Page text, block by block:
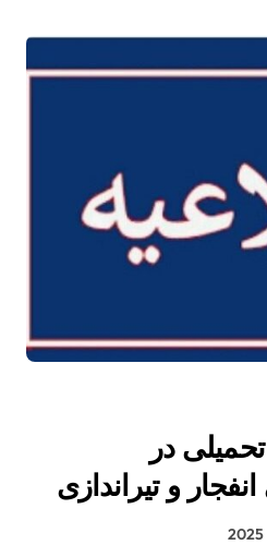
در
و تیراندازی
بی‌خطر